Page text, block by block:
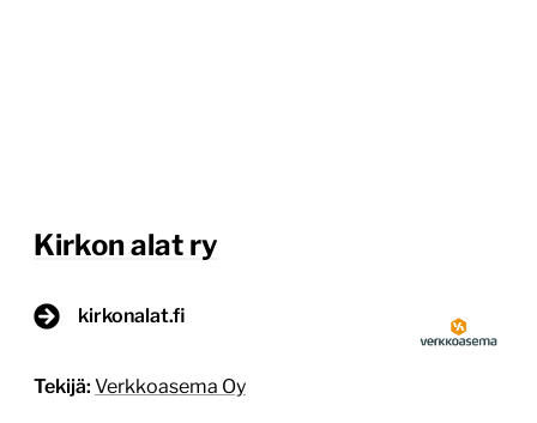
Kirkon alat ry
kirkonalat.fi
Tekijä: Verkkoasema Oy